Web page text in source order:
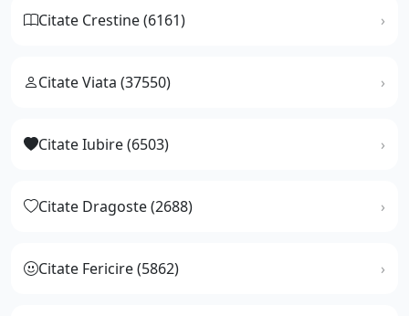
Citate Crestine (6161)
Citate Viata (37550)
Citate Iubire (6503)
Citate Dragoste (2688)
Citate Fericire (5862)